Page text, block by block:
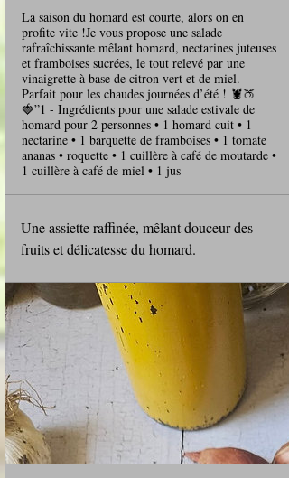
La saison du homard est courte, alors on en
profite vite !Je vous propose une salade
rafraîchissante mêlant homard, nectarines juteuses
et framboises sucrées, le tout relevé par une
vinaigrette à base de citron vert et de miel.
Parfait pour les chaudes journées d’été ! 🦞🍑
🍓”1 - Ingrédients pour une salade estivale de
homard pour 2 personnes • 1 homard cuit • 1
nectarine • 1 barquette de framboises • 1 tomate
ananas • roquette • 1 cuillère à café de moutarde •
1 cuillère à café de miel • 1 jus
Une assiette raffinée, mêlant douceur des
fruits et délicatesse du homard.